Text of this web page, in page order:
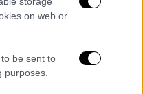
on web or
be sent to
purposes.
UEFA και
ενημέρωση ότι
διαιτητές. Όμως
διαιτητές